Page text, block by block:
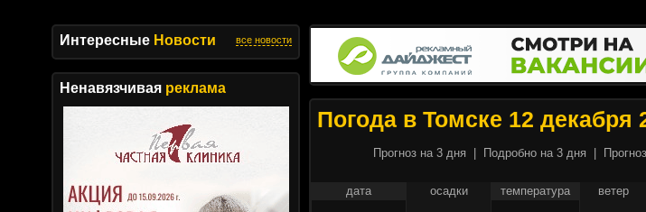
Интересные Новости все новости
Ненавязчивая реклама
Погода в Томске 12 декабря
Прогноз на 3 дня Подробно на 3 дня
дата осадки температура ветер